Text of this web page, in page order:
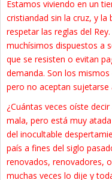
Estamos viviendo en un
cristiandad sin la cruz, y la
respetar las reglas del
muchísimos dispuestos a
que se resisten o evitan
demanda. Son los
pero no aceptan
¿Cuántas veces oíste
mala, pero está muy
del inocultable
país a fines del siglo
renovados, renovadores,
muchas veces lo dije y